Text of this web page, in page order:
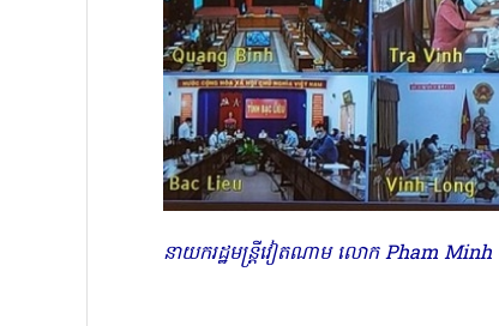
នាយករដ្ឋមន្ត្រីវៀតណាម លោក Pham Minh